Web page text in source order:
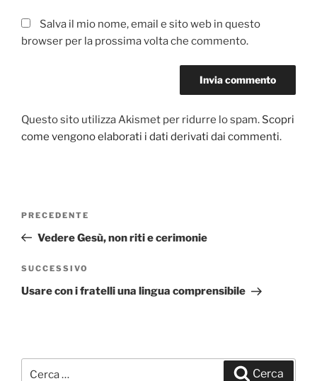
Salva il mio nome, email e sito web in questo
browser per la prossima volta che commento.
Questo sito utilizza Akismet per ridurre lo spam. Scopri
come vengono elaborati i dati derivati dai commenti.
Navigazione
Articolo
precedente:
PRECEDENTE
Vedere Gesù, non riti e cerimonie
Articolo
successivo
SUCCESSIVO
Usare con i fratelli una lingua comprensibile
Cerca:
Cerca